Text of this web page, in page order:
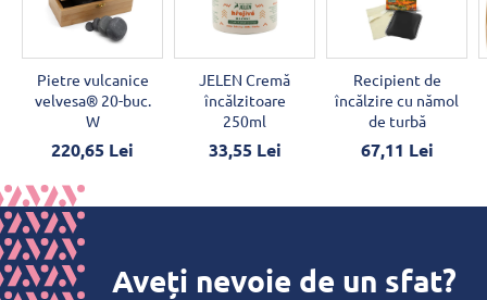
Pietre vulcanice
velvesa® 20-buc.
W
220,65 Lei
JELEN Cremă
încălzitoare
250ml
33,55 Lei
Recipient de
încălzire cu nămol
de turbă
67,11 Lei
Aveți nevoie de un sfat?